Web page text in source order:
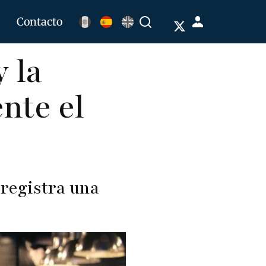
Contacto BuscarMenú
de
la
el
una